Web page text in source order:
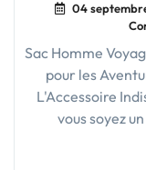
04
Sac Homme
pour les
L'Accessoire
vous soyez